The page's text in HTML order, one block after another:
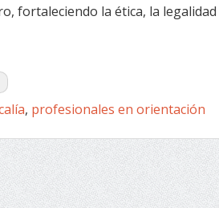
fortaleciendo la ética, la
, profesionales en orientación